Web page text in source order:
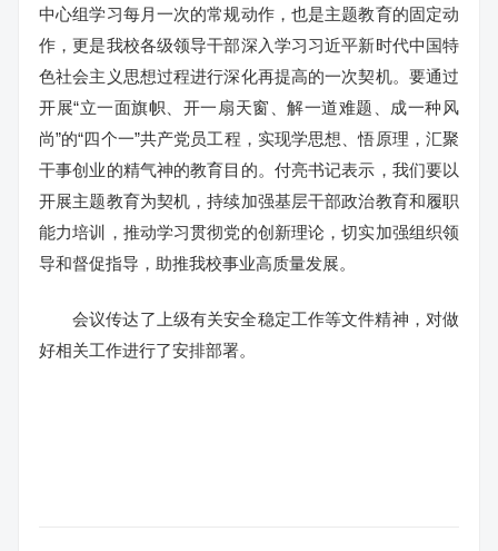
中心组学习每月一次的常规动作，也是主题教育的固定动
作，更是我校各级领导干部深入学习习近平新时代中国特
色社会主义思想过程进行深化再提高的一次契机。要通过
开展“立一面旗帜、开一扇天窗、解一道难题、成一种风
尚”的“四个一”共产党员工程，实现学思想、悟原理，汇聚
干事创业的精气神的教育目的。付亮书记表示，我们要以
开展主题教育为契机，持续加强基层干部政治教育和履职
能力培训，推动学习贯彻党的创新理论，切实加强组织领
导和督促指导，助推我校事业高质量发展。
会议传达了上级有关安全稳定工作等文件精神，对做
好相关工作进行了安排部署。